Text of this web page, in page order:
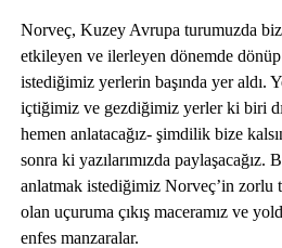
Norveç, Kuzey Avrupa turumuzda
etkileyen ve ilerleyen dönemde
istediğimiz yerlerin başında yer aldı.
içtiğimiz ve gezdiğimiz yerler ki biri
hemen anlatacağız- şimdilik bize
sonra ki yazılarımızda paylaşacağız.
anlatmak istediğimiz Norveç’in zorlu
olan uçuruma çıkış maceramız ve
enfes manzaralar.